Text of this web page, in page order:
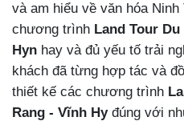
và am hiểu về văn hóa
chương trình Land Tour
Hyn hay và đủ yếu tố trải
khách đã từng hợp tác và
thiết kế các chương trình
Rang - Vĩnh Hyđúng với